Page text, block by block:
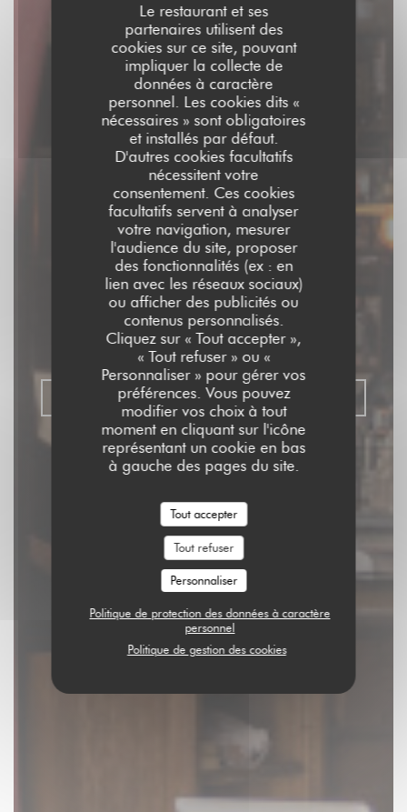
Le restaurant et ses
partenaires utilisent des
cookies sur ce site, pouvant
impliquer la collecte de
données à caractère
personnel. Les cookies dits «
nécessaires » sont obligatoires
et installés par défaut.
D'autres cookies facultatifs
nécessitent votre
consentement. Ces cookies
facultatifs servent à analyser
votre navigation, mesurer
l'audience du site, proposer
des fonctionnalités (ex : en
lien avec les réseaux sociaux)
ou afficher des publicités ou
contenus personnalisés.
Cliquez sur « Tout accepter »,
« Tout refuser » ou «
Personnaliser » pour gérer vos
préférences. Vous pouvez
modifier vos choix à tout
moment en cliquant sur l'icône
représentant un cookie en bas
à gauche des pages du site.
Tout accepter
Tout refuser
Personnaliser
Politique de protection des données à caractère
personnel
Politique de gestion des cookies
Aux Dés Calés 18 -
Moreau
BAR BRASSERIE RESTAURANT |
RÉSERVER